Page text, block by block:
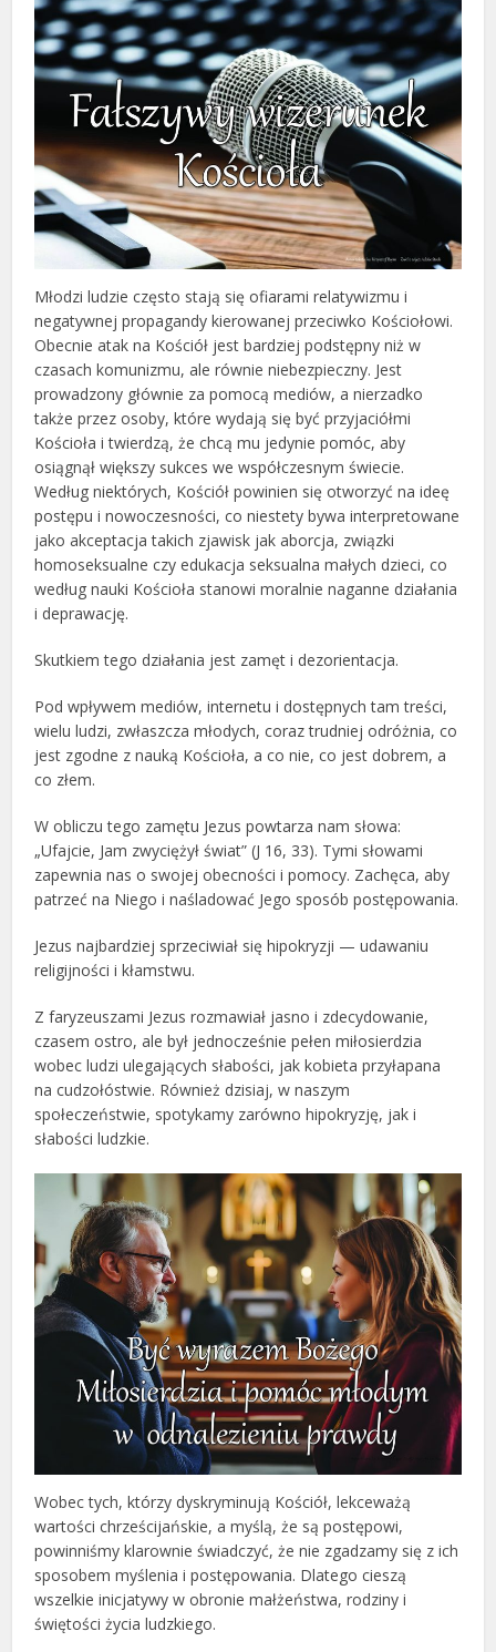
Młodzi ludzie często stają się ofiarami relatywizmu i
negatywnej propagandy kierowanej przeciwko Kościołowi.
Obecnie atak na Kościół jest bardziej podstępny niż w
czasach komunizmu, ale równie niebezpieczny. Jest
prowadzony głównie za pomocą mediów, a nierzadko
także przez osoby, które wydają się być przyjaciółmi
Kościoła i twierdzą, że chcą mu jedynie pomóc, aby
osiągnął większy sukces we współczesnym świecie.
Według niektórych, Kościół powinien się otworzyć na ideę
postępu i nowoczesności, co niestety bywa interpretowane
jako akceptacja takich zjawisk jak aborcja, związki
homoseksualne czy edukacja seksualna małych dzieci, co
według nauki Kościoła stanowi moralnie naganne działania
i deprawację.
Skutkiem tego działania jest zamęt i dezorientacja.
Pod wpływem mediów, internetu i dostępnych tam treści,
wielu ludzi, zwłaszcza młodych, coraz trudniej odróżnia, co
jest zgodne z nauką Kościoła, a co nie, co jest dobrem, a
co złem.
W obliczu tego zamętu Jezus powtarza nam słowa:
„Ufajcie, Jam zwyciężył świat” (J 16, 33). Tymi słowami
zapewnia nas o swojej obecności i pomocy. Zachęca, aby
patrzeć na Niego i naśladować Jego sposób postępowania.
Jezus najbardziej sprzeciwiał się hipokryzji — udawaniu
religijności i kłamstwu.
Z faryzeuszami Jezus rozmawiał jasno i zdecydowanie,
czasem ostro, ale był jednocześnie pełen miłosierdzia
wobec ludzi ulegających słabości, jak kobieta przyłapana
na cudzołóstwie. Również dzisiaj, w naszym
społeczeństwie, spotykamy zarówno hipokryzję, jak i
słabości ludzkie.
Wobec tych, którzy dyskryminują Kościół, lekceważą
wartości chrześcijańskie, a myślą, że są postępowi,
powinniśmy klarownie świadczyć, że nie zgadzamy się z ich
sposobem myślenia i postępowania. Dlatego cieszą
wszelkie inicjatywy w obronie małżeństwa, rodziny i
świętości życia ludzkiego.